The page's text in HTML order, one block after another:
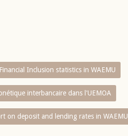
Financial Inclusion statistics in WAEMU
interbancaire dans l'UEMOA
on deposit and lending rates in WAEMU